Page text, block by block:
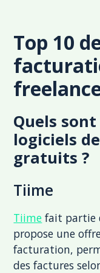
Top 10
Quels
logiciels
gratuits ?
Tiime
Tiime fait partie
propose une
facturation,
des factures